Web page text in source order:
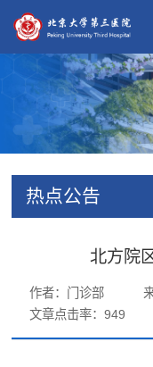
热点公告
北方院
作者：门诊部
文章点击率：949